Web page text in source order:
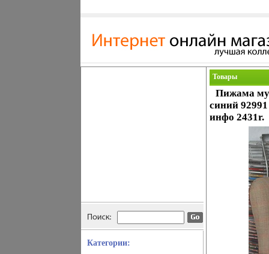
Категории:
Товары
Пижама
синий
инфо 2431r.